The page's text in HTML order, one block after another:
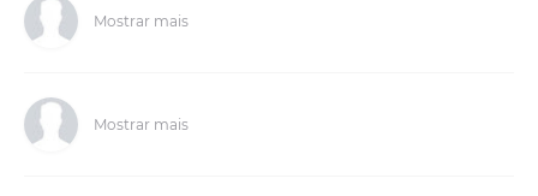
Mostrar mais
Mostrar mais